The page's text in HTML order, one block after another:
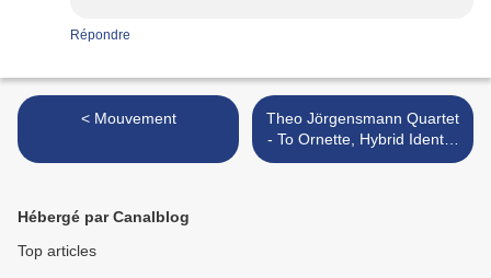
Répondre
< Mouvement
Theo Jörgensmann Quartet
- To Ornette, Hybrid Identity
>
Hébergé par Canalblog
Top articles